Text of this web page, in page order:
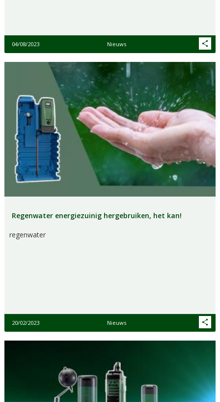
04/08/2023 Nieuws
Regenwater energiezuinig hergebruiken, het kan!
regenwater
20/02/2023 Nieuws